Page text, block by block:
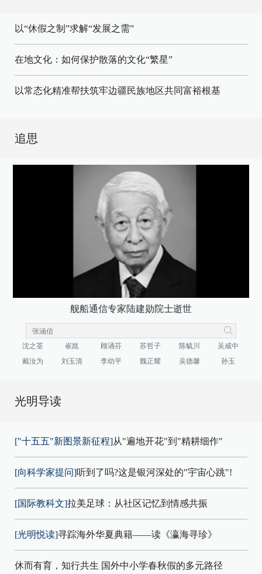
以“休假之制”求解“发展之需”
在地文化：如何保护散落的文化“繁星”
以常态化精准帮扶筑牢边疆民族地区共同富裕根基
追思
舰船通信专家陆建勋院士逝世
沈之荃 崔崑 顾诵芬 苏哲子 陈毓川
吴咸中
戴汝为
刘玉清 李幼平 魏正耀 吴德馨 孙玉
光明导读
["十五五"新图景新征程]从"遍地开花"到"精耕细作"
[向科学家提问]听到了吗?这是银河深处的"宇宙心跳"!
[国际教科文]拉美足球：从社区记忆到情感共振
[光明悦读]寻踪海外华夏典籍——读《瀛海寻珍》
休而有育，知行共生 国外中小学春秋假的多元路径